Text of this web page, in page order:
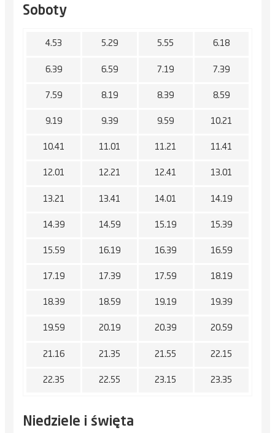
Soboty
4.53 5.29 5.55 6.18
6.39 6.59 7.19 7.39
7.59 8.19 8.39 8.59
9.19 9.39 9.59 10.21
10.41 11.01 11.21 11.41
12.01 12.21 12.41 13.01
13.21 13.41 14.01 14.19
14.39 14.59 15.19 15.39
15.59 16.19 16.39 16.59
17.19 17.39 17.59 18.19
18.39 18.59 19.19 19.39
19.59 20.19 20.39 20.59
21.16 21.35 21.55 22.15
22.35 22.55 23.15 23.35
Niedziele i święta